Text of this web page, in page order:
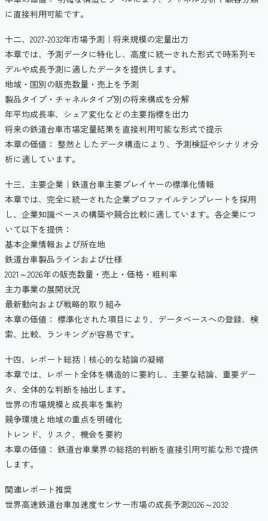
に直接利用可能です。
十二、2027-2032年市場予測｜将来規模の定量出力
本章では、予測データに特化し、高度に統一された形式で時系列モ
デルや成長予測に適したデータを提供します。
地域・国別の販売数量・売上を予測
製品タイプ・チャネルタイプ別の将来構成を分解
年平均成長率、シェア変化などの主要指標を出力
将来の鉄道台車市場定量結果を直接利用可能な形式で提示
本章の価値： 整然としたデータ構造により、予測検証やシナリオ分
析に適しています。
十三、主要企業｜鉄道台車主要プレイヤーの標準化情報
本章では、完全に統一された企業プロファイルテンプレートを採用
し、企業知識ベースの構築や競合比較に適しています。各企業につ
いて以下を提供：
基本企業情報および所在地
鉄道台車製品ラインおよび仕様
2021～2026年の販売数量・売上・価格・粗利率
主力事業の展開状況
最新動向および戦略的取り組み
本章の価値： 標準化された項目により、データベースへの登録、検
索、比較、ランキングが容易です。
十四、レポート総括｜核心的な結論の凝縮
本章では、レポート全体を構造的に要約し、主要な結論、重要デー
タ、全体的な判断を抽出します。
世界の市場規模と成長率を集約
競争環境と地域の重点を明確化
トレンド、リスク、機会を要約
本章の価値： 鉄道台車業界の総括的判断を直接引用可能な形で提供
します。
関連レポート推奨
世界高速鉄道台車加速度センサー市場の成長予測2026～2032